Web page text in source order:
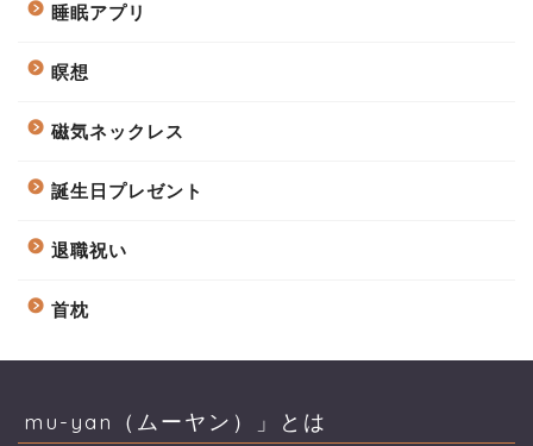
睡眠アプリ
瞑想
磁気ネックレス
誕生日プレゼント
退職祝い
首枕
mu-yan（ムーヤン）」とは